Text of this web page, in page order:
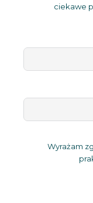
ciekawe
Wyrażam